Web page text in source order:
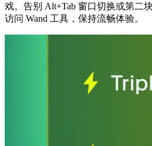
戏。告别 Alt+Tab 窗口切换或第二
访问 Wand 工具，保持流畅体验。